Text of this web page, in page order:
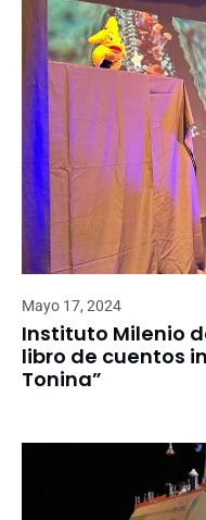
Mayo 17, 2024
Instituto Milenio
libro de cuentos
Tonina”